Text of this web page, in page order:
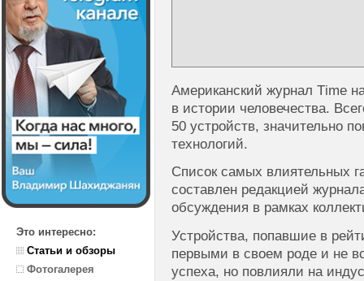
Это интересно:
Статьи и обзоры
Фотогалерея
Американский журнал Тime
в истории человечества.
50 устройств, значительно
технологий.
Список самых влиятельных
составлен редакцией
обсуждения в рамках
Устройства, попавшие в
первыми в своем роде и не
успеха, но повлияли на